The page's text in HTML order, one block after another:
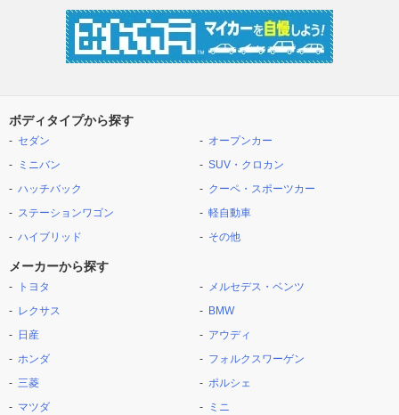
ボディタイプから探す
セダン
ミニバン
ハッチバック
ステーションワゴン
ハイブリッド
オープンカー
SUV・クロカン
クーペ・スポーツカー
軽自動車
その他
メーカーから探す
トヨタ
レクサス
日産
ホンダ
三菱
マツダ
メルセデス・ベンツ
BMW
アウディ
フォルクスワーゲン
ポルシェ
ミニ